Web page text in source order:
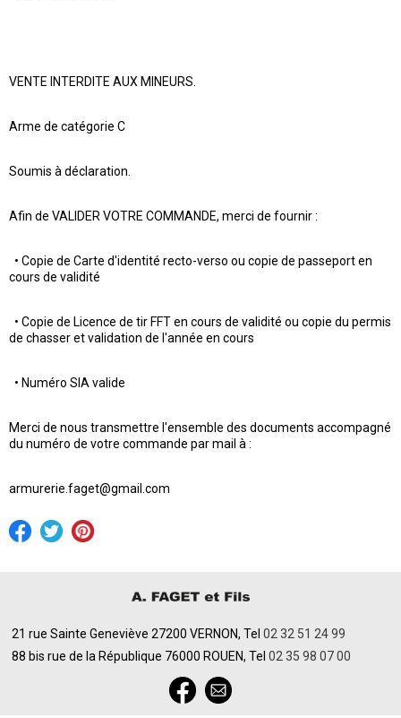
VENTE INTERDITE AUX MINEURS.
Arme de catégorie C
Soumis à déclaration.
Afin de VALIDER VOTRE COMMANDE, merci de fournir :
• Copie de Carte d'identité recto-verso ou copie de passeport en
cours de validité
• Copie de Licence de tir FFT en cours de validité ou copie du permis
de chasser et validation de l'année en cours
• Numéro SIA valide
Merci de nous transmettre l'ensemble des documents accompagné
du numéro de votre commande par mail à :
armurerie.faget@gmail.com
21 rue Sainte Geneviève 27200 VERNON, Tel 02 32 51 24 99
88 bis rue de la République 76000 ROUEN, Tel 02 35 98 07 00